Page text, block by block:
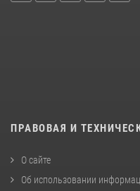
ПРАВОВАЯ И
О сайте
Об использовании